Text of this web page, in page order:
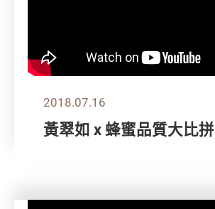
2018.07.16
黃翠如 x 蜂蜜品質大比拼